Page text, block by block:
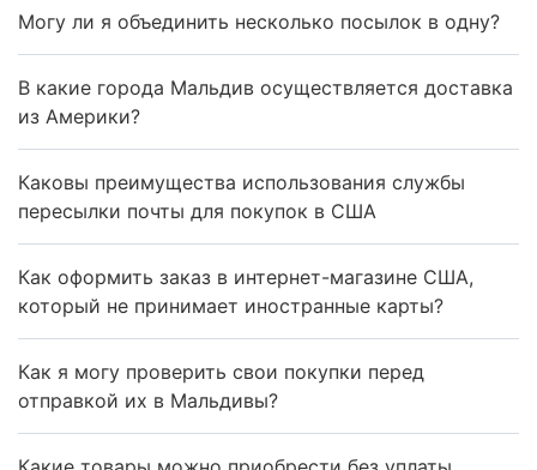
Могу ли я объединить несколько посылок в одну?
В какие города Мальдив осуществляется доставка
из Америки?
Каковы преимущества использования службы
пересылки почты для покупок в США
Как оформить заказ в интернет-магазине США,
который не принимает иностранные карты?
Как я могу проверить свои покупки перед
отправкой их в Мальдивы?